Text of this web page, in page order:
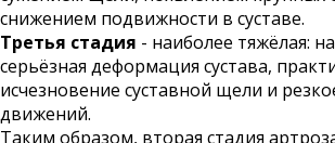
снижением подвижности в суставе.
Третья стадия - наиболее тяжёлая:
серьёзная деформация сустава,
исчезновение суставной щели и
движений.
Таким образом, вторая стадия